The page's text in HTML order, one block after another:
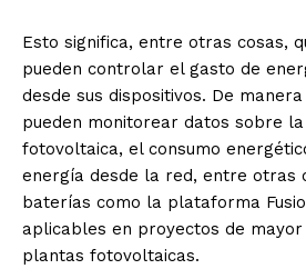
Esto significa, entre otras cosas,
pueden controlar el gasto de
desde sus dispositivos. De
pueden monitorear datos sobre
fotovoltaica, el consumo
energía desde la red, entre otras
baterías como la plataforma
aplicables en proyectos de mayor
plantas fotovoltaicas.